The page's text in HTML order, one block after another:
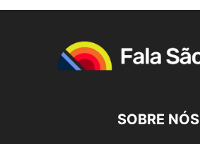
SOBRE NÓS